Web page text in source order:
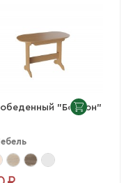
"Бостон"